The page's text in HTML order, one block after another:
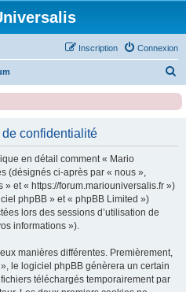
Connexion
Inscription
c
e
confidentialité
en détail comment « Mario
(désignés ci-après par « nous »,
et « https://forum.mariouniversalis.fr »)
phpBB » et « phpBB Limited »)
lors des sessions d’utilisation de
informations »).
manières différentes. Premièrement,
le logiciel phpBB génèrera un certain
téléchargés temporairement par